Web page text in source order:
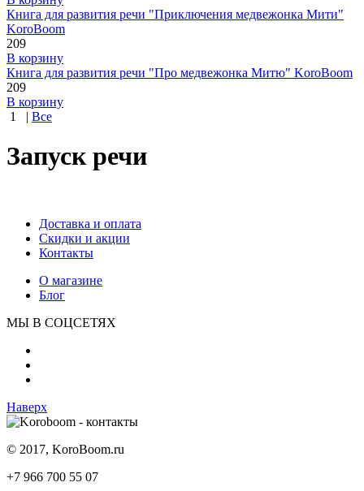
Книга для развития речи "Приключения медвежонка Мити"
KoroBoom
209
В корзину
Книга для развития речи "Про медвежонка Митю" KoroBoom
209
В корзину
1
| Все
Запуск речи
Доставка и оплата
Скидки и акции
Контакты
О магазине
Блог
МЫ В СОЦСЕТЯХ
Наверх
© 2017, KoroBoom.ru
+7 966 700 55 07